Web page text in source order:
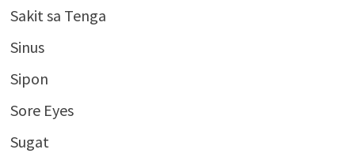
Sakit sa Tenga
Sinus
Sipon
Sore Eyes
Sugat